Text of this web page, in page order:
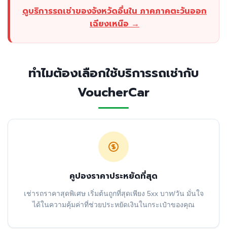
ดูบริการรถเช่าของจังหวัดอื่นใน ภาคภาคตะวันออก
เฉียงเหนือ →
ทำไมต้องเลือกใช้บริการรถเช่ากับ
VoucherCar
คูปองราคาประหยัดที่สุด
เช่ารถราคาสุดพิเศษ เริ่มต้นถูกที่สุดเพียง 5xx บาท/วัน มั่นใจ
ได้ในความคุ้มค่าที่ช่วยประหยัดเงินในกระเป๋าของคุณ